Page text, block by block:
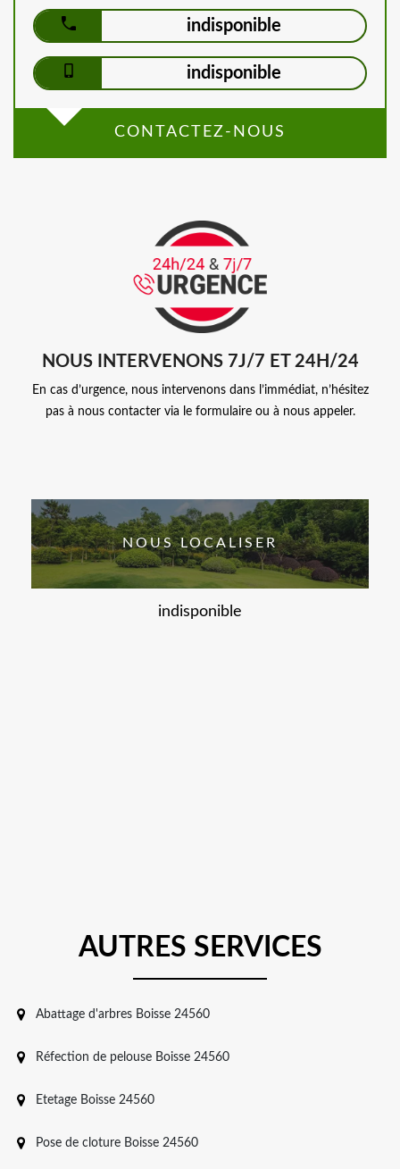
indisponible
indisponible
CONTACTEZ-NOUS
NOUS INTERVENONS 7J/7 ET 24H/24
En cas d’urgence, nous intervenons dans l’immédiat, n’hésitez
pas à nous contacter via le formulaire ou à nous appeler.
NOUS LOCALISER
indisponible
AUTRES SERVICES
Abattage d'arbres Boisse 24560
Réfection de pelouse Boisse 24560
Etetage Boisse 24560
Pose de cloture Boisse 24560